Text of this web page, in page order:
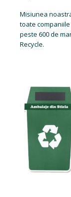
Misiunea
toate
peste 600 de
Recycle.